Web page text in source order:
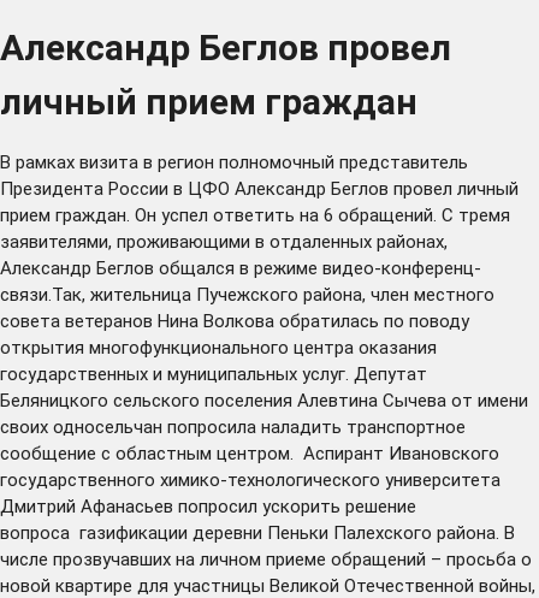
Александр Беглов провел
личный прием граждан
В рамках визита в регион полномочный представитель
Президента России в ЦФО Александр Беглов провел личный
прием граждан. Он успел ответить на 6 обращений. С тремя
заявителями, проживающими в отдаленных районах,
Александр Беглов общался в режиме видео-конференц-
связи.Так, жительница Пучежского района, член местного
совета ветеранов Нина Волкова обратилась по поводу
открытия многофункционального центра оказания
государственных и муниципальных услуг. Депутат
Беляницкого сельского поселения Алевтина Сычева от имени
своих односельчан попросила наладить транспортное
сообщение с областным центром. Аспирант Ивановского
государственного химико-технологического университета
Дмитрий Афанасьев попросил ускорить решение
вопроса газификации деревни Пеньки Палехского района. В
числе прозвучавших на личном приеме обращений – просьба о
новой квартире для участницы Великой Отечественной войны,